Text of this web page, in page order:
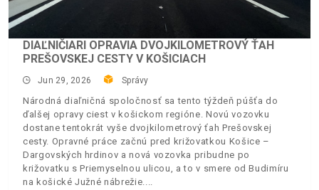
DIAĽNIČIARI OPRAVIA DVOJKILOMETROVÝ ŤAH
PREŠOVSKEJ CESTY V KOŠICIACH
Jun 29, 2026 Správy
Národná diaľničná spoločnosť sa tento týždeň púšťa do
ďalšej opravy ciest v košickom regióne. Novú vozovku
dostane tentokrát vyše dvojkilometrový ťah Prešovskej
cesty. Opravné práce začnú pred križovatkou Košice –
Dargovských hrdinov a nová vozovka pribudne po
križovatku s Priemyselnou ulicou, a to v smere od Budimíru
na košické Južné nábrežie.